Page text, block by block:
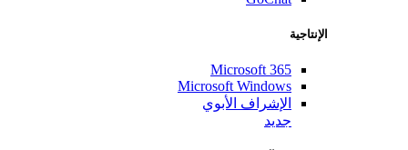
Microsoft 365
Microsoft Windows
الإشراف الأبوي